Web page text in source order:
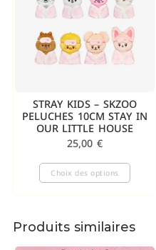
STRAY KIDS – SKZOO
PELUCHES 10CM STAY IN
OUR LITTLE HOUSE
25,00 €
Choix des options
Produits similaires